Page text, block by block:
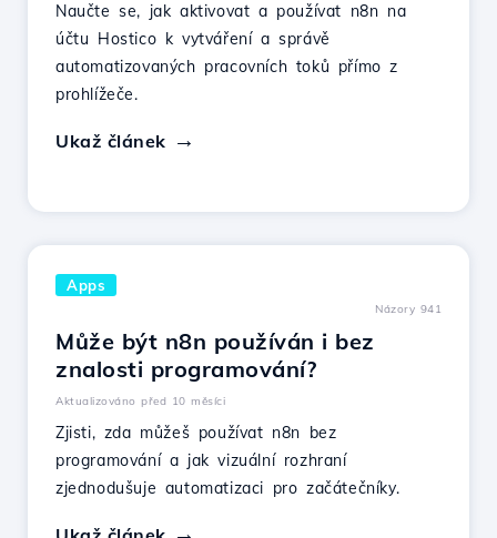
Naučte se, jak aktivovat a používat n8n na
účtu Hostico k vytváření a správě
automatizovaných pracovních toků přímo z
prohlížeče.
Ukaž článek
Apps
Názory 941
Může být n8n používán i bez
znalosti programování?
Aktualizováno před 10 měsíci
Zjisti, zda můžeš používat n8n bez
programování a jak vizuální rozhraní
zjednodušuje automatizaci pro začátečníky.